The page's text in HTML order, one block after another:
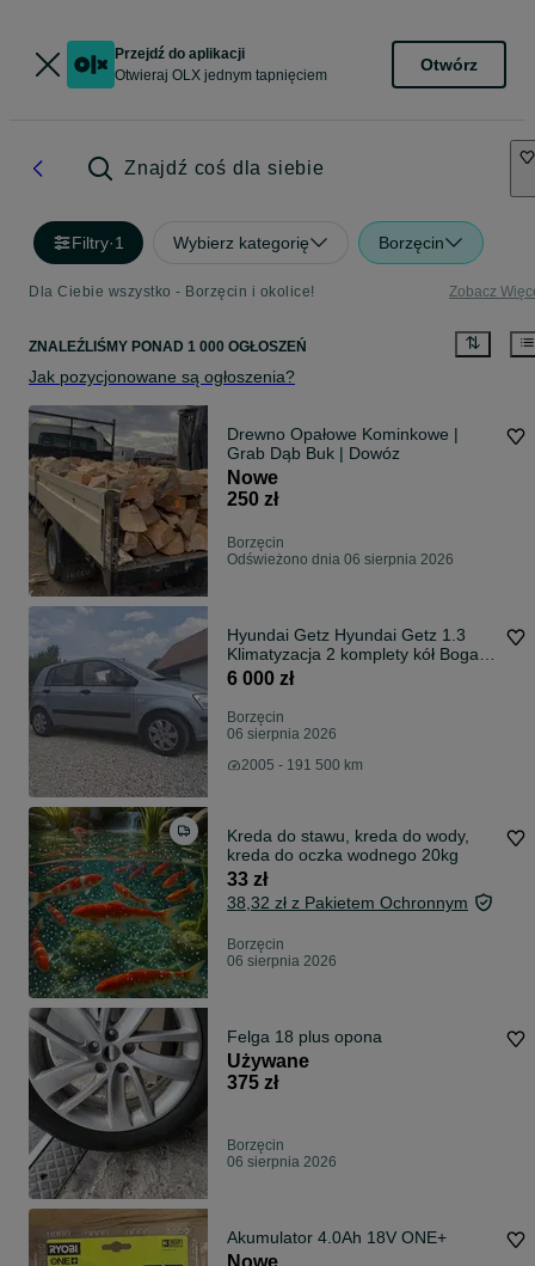
Przejdź do aplikacji
Otwieraj OLX jednym tapnięciem
Otwórz
Znajdź coś dla siebie
Filtry·1 Wybierz kategorię Borzęcin
Dla Ciebie wszystko - Borzęcin i okolice! Zobacz
ZNALEŹLIŚMY PONAD 1 000 OGŁOSZEŃ
Jak pozycjonowane są ogłoszenia?
Drewno Opałowe Kominkowe |
Grab Dąb Buk | Dowóz
Nowe
250 zł
Borzęcin
Odświeżono dnia 06 sierpnia 2026
Hyundai Getz Hyundai Getz 1.3
Klimatyzacja 2 komplety kół Bogata
historia serwisowa
6 000 zł
Borzęcin
06 sierpnia 2026
2005 - 191 500 km
Kreda do stawu, kreda do wody,
kreda do oczka wodnego 20kg
33 zł
38,32 zł z Pakietem Ochronnym
Borzęcin
06 sierpnia 2026
Felga 18 plus opona
Używane
375 zł
Borzęcin
06 sierpnia 2026
Akumulator 4.0Ah 18V ONE+